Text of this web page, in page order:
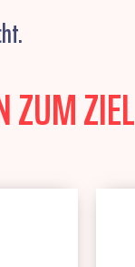
ZUM ZIEL